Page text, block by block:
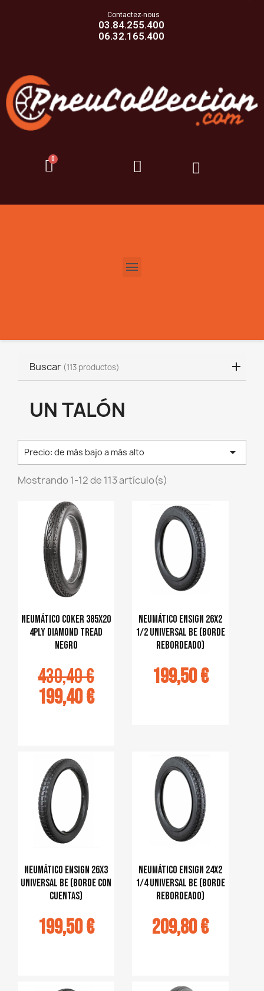
Contactez-nous
03.84.255.400
06.32.165.400
Buscar (113 productos)
UN TALÓN
Precio: de más bajo a más alto 
Mostrando 1-12 de 113 artículo(s)
Neumático Coker 385x20
4ply Diamond Tread
negro
430,40 €
199,40 €
Neumático Ensign 26X2
1/2 Universal BE (Borde
rebordeado)
199,50 €
Neumático Ensign 26x3
Universal BE (borde con
cuentas)
199,50 €
Neumático Ensign 24x2
1/4 Universal BE (Borde
rebordeado)
209,80 €